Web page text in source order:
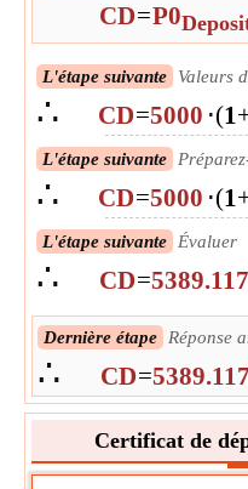
CD=P0
L'étape suivante Valeurs
∴ CD=5000 ⋅(1
L'étape suivante
∴ CD=5000 ⋅(1
L'étape suivante Évaluer
∴ CD=
Dernière étape Réponse
∴ CD=
Certificat de